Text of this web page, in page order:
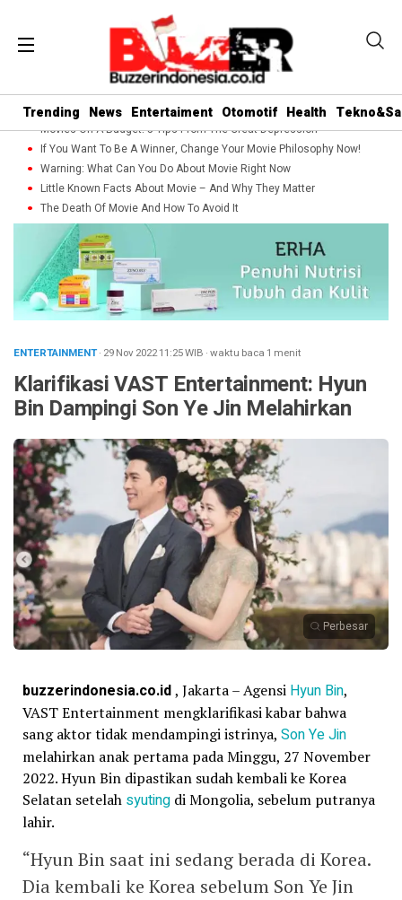
Trending News Entertaiment Otomotif Health
Movies On A Budget: 5 Tips From The Great Depression
If You Want To Be A Winner, Change Your Movie Philosophy Now!
Warning: What Can You Do About Movie Right Now
Little Known Facts About Movie – And Why They Matter
The Death Of Movie And How To Avoid It
ENTERTAINMENT· 29 Nov 202211:25WIB ·waktu baca 1 menit
Klarifikasi VAST Entertainment: Hyun
Bin Dampingi Son Ye Jin Melahirkan
Perbesar
buzzerindonesia.co.id, Jakarta – Agensi Hyun Bin,
VAST Entertainment mengklarifikasi kabar bahwa
sang aktor tidak mendampingi istrinya, Son Ye Jin
melahirkan anak pertama pada Minggu, 27 November
2022. Hyun Bin dipastikan sudah kembali ke Korea
Selatan setelah syuting di Mongolia, sebelum putranya
lahir.
“Hyun Bin saat ini sedang berada di Korea.
Dia kembali ke Korea sebelum Son Ye Jin